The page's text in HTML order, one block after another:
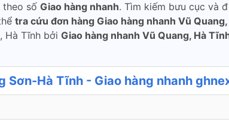
theo số Giao hàng nhanh. Tìm kiếm bưu cục và
tra cứu đơn hàng Giao hàng nhanh Vũ
Hà Tĩnh bởi Giao hàng nhanh Vũ Quang, Hà
Sơn-Hà Tĩnh - Giao hàng nhanh